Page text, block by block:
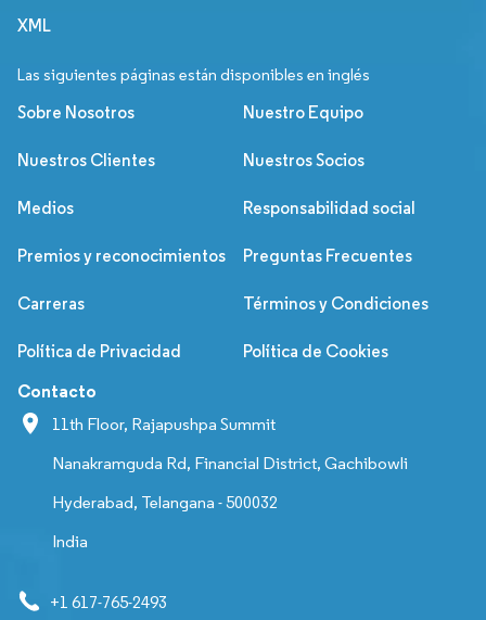
XML
Las siguientes páginas están disponibles en inglés
Sobre Nosotros Nuestro Equipo
Nuestros Clientes Nuestros Socios
Medios Responsabilidad social
Premios y reconocimientos Preguntas Frecuentes
Carreras Términos y Condiciones
Política de Privacidad Política de Cookies
Contacto
11th Floor, Rajapushpa Summit
Nanakramguda Rd, Financial District, Gachibowli
Hyderabad, Telangana - 500032
India
+1 617-765-2493